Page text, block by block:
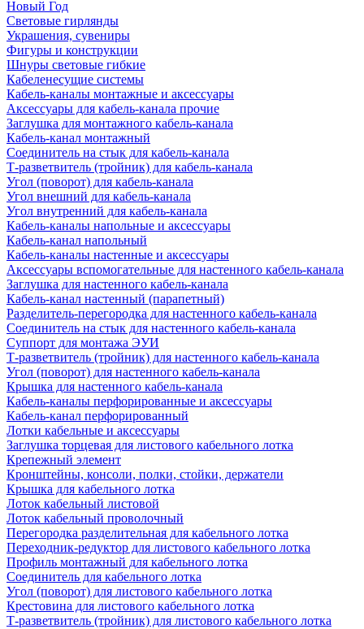
Новый Год
Световые гирлянды
Украшения, сувениры
Фигуры и конструкции
Шнуры световые гибкие
Кабеленесущие системы
Кабель-каналы монтажные и аксессуары
Аксессуары для кабель-канала прочие
Заглушка для монтажного кабель-канала
Кабель-канал монтажный
Соединитель на стык для кабель-канала
Т-разветвитель (тройник) для кабель-канала
Угол (поворот) для кабель-канала
Угол внешний для кабель-канала
Угол внутренний для кабель-канала
Кабель-каналы напольные и аксессуары
Кабель-канал напольный
Кабель-каналы настенные и аксессуары
Аксессуары вспомогательные для настенного кабель-канала
Заглушка для настенного кабель-канала
Кабель-канал настенный (парапетный)
Разделитель-перегородка для настенного кабель-канала
Соединитель на стык для настенного кабель-канала
Суппорт для монтажа ЭУИ
Т-разветвитель (тройник) для настенного кабель-канала
Угол (поворот) для настенного кабель-канала
Крышка для настенного кабель-канала
Кабель-каналы перфорированные и аксессуары
Кабель-канал перфорированный
Лотки кабельные и аксессуары
Заглушка торцевая для листового кабельного лотка
Крепежный элемент
Кронштейны, консоли, полки, стойки, держатели
Крышка для кабельного лотка
Лоток кабельный листовой
Лоток кабельный проволочный
Перегородка разделительная для кабельного лотка
Переходник-редуктор для листового кабельного лотка
Профиль монтажный для кабельного лотка
Соединитель для кабельного лотка
Угол (поворот) для листового кабельного лотка
Крестовина для листового кабельного лотка
Т-разветвитель (тройник) для листового кабельного лотка